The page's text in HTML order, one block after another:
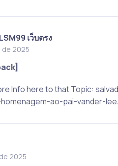
เว็บตรง
de 2025
Info here to that Topic:
ao-pai-vander-
2025